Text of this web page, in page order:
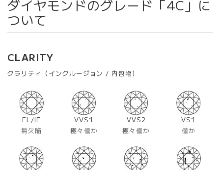
ダイヤモンドのグレード「4C」に
ついて
CLARITY
クラリティ（インクルージョン / 内包物）
FL/IF
無欠陥
VVS1
極々僅か
VVS2
極々僅か
VS1
僅か